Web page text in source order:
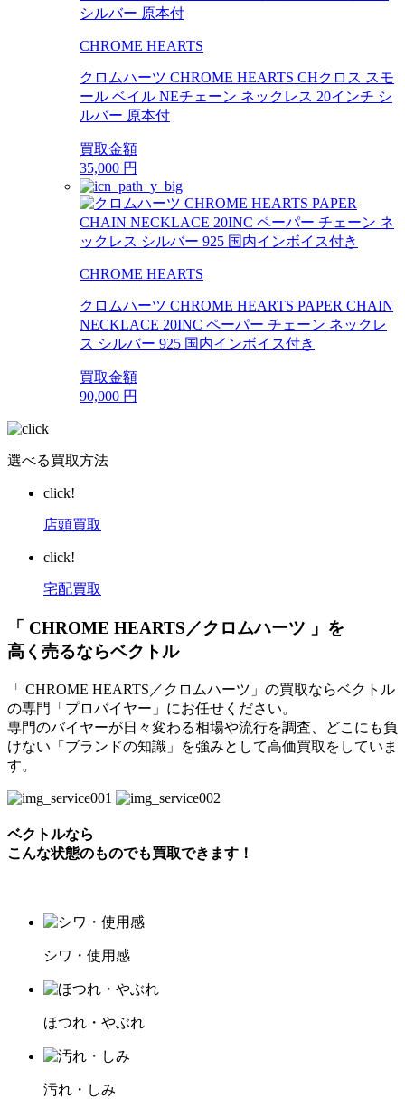
CHROME HEARTS
クロムハーツ CHROME HEARTS CHクロス スモ
ール ベイル NEチェーン ネックレス 20インチ シ
ルバー 原本付
買取金額
35,000 円
CHROME HEARTS
クロムハーツ CHROME HEARTS PAPER CHAIN
NECKLACE 20INC ペーパー チェーン ネックレ
ス シルバー 925 国内インボイス付き
買取金額
90,000 円
選べる買取方法
click!
店頭買取
click!
宅配買取
「 CHROME HEARTS／クロムハーツ 」を
高く売るならベクトル
「 CHROME HEARTS／クロムハーツ」の買取ならベクトル
の専門「プロバイヤー」にお任せください。
専門のバイヤーが日々変わる相場や流行を調査、どこにも負
けない「ブランドの知識」を強みとして高価買取をしていま
す。
ベクトルなら
こんな状態のものでも買取できます！
シワ・使用感
ほつれ・やぶれ
汚れ・しみ